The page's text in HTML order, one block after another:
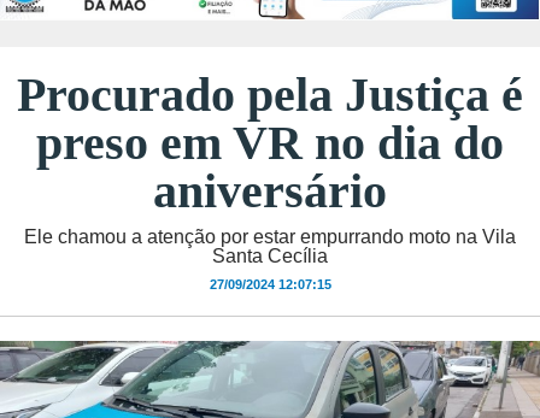
Procurado pela Justiça é
preso em VR no dia do
aniversário
Ele chamou a atenção por estar empurrando moto na Vila
Santa Cecília
27/09/2024 12:07:15